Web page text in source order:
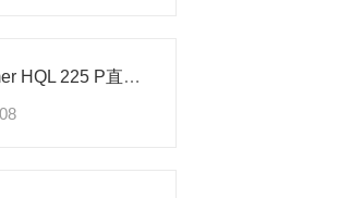
意大利 Oemer HQL 225 P直流电机的技术参数